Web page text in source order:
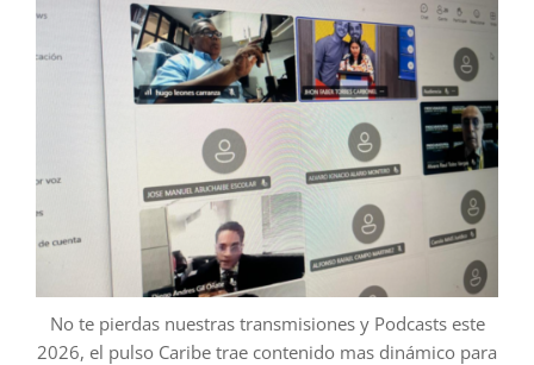
No te pierdas nuestras transmisiones y Podcasts este
2026, el pulso Caribe trae contenido mas dinámico para